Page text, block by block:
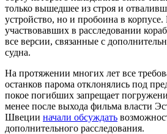
только вышедшее из строя и
устройство, но и пробоина в корпусе.
участвовавших в расследовании
все версии, связанные с
судна.
На протяжении многих лет все
останков парома отклонялись под
покое погибших запрещает
менее после выхода фильма власти
Швеции начали обсуждать
дополнительного расследования.